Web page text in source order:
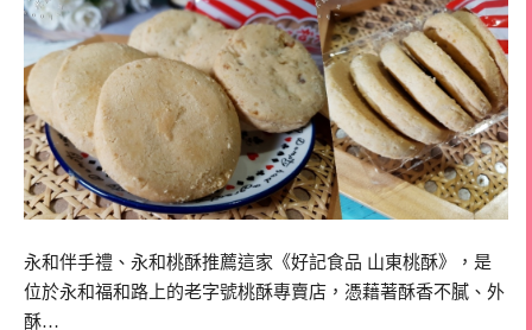
永和伴手禮、永和桃酥推薦這家《好記食品 山東桃酥》，是
位於永和福和路上的老字號桃酥專賣店，憑藉著酥香不膩、外
酥…